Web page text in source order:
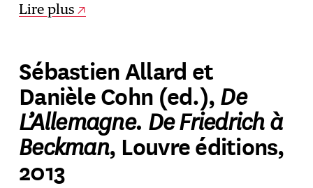
Lire plus
Sébastien Allard et
Danièle Cohn (ed.),De
L’Allemagne. De Friedrich à
Beckman, Louvre éditions,
2013